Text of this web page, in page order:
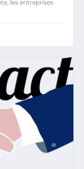
les entreprises